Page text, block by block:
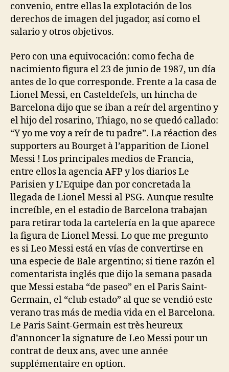
convenio, entre ellas la explotación de los
derechos de imagen del jugador, así como el
salario y otros objetivos.
Pero con una equivocación: como fecha de
nacimiento figura el 23 de junio de 1987, un día
antes de lo que corresponde. Frente a la casa de
Lionel Messi, en Casteldefels, un hincha de
Barcelona dijo que se iban a reír del argentino y
el hijo del rosarino, Thiago, no se quedó callado:
“Y yo me voy a reír de tu padre”. La réaction des
supporters au Bourget à l’apparition de Lionel
Messi ! Los principales medios de Francia,
entre ellos la agencia AFP y los diarios Le
Parisien y L’Equipe dan por concretada la
llegada de Lionel Messi al PSG. Aunque resulte
increíble, en el estadio de Barcelona trabajan
para retirar toda la cartelería en la que aparece
la figura de Lionel Messi. Lo que me pregunto
es si Leo Messi está en vías de convertirse en
una especie de Bale argentino; si tiene razón el
comentarista inglés que dijo la semana pasada
que Messi estaba “de paseo” en el Paris Saint-
Germain, el “club estado” al que se vendió este
verano tras más de media vida en el Barcelona.
Le Paris Saint-Germain est très heureux
d’annoncer la signature de Leo Messi pour un
contrat de deux ans, avec une année
supplémentaire en option.